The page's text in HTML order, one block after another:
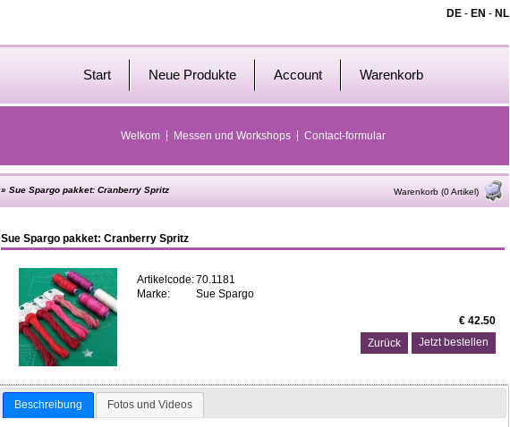
DE - EN - NL
Start Neue Produkte Account Warenkorb
Welkom Messen und Workshops Contact-formular
» Sue Spargo pakket: Cranberry Spritz Warenkorb (0 Artikel)
Sue Spargo pakket: Cranberry Spritz
Artikelcode:70.1181
Marke:
Sue Spargo
€ 42.50
Zurück
Beschreibung Fotos und Videos